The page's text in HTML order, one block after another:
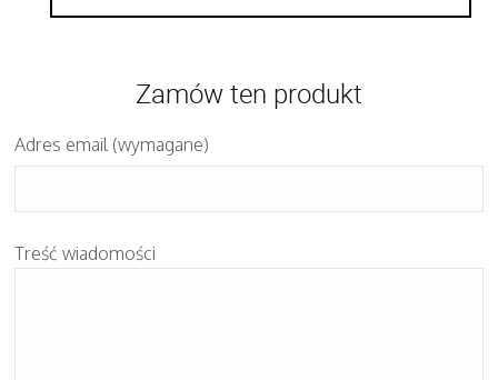
Zamów ten produkt
Adres email (wymagane)
Treść wiadomości